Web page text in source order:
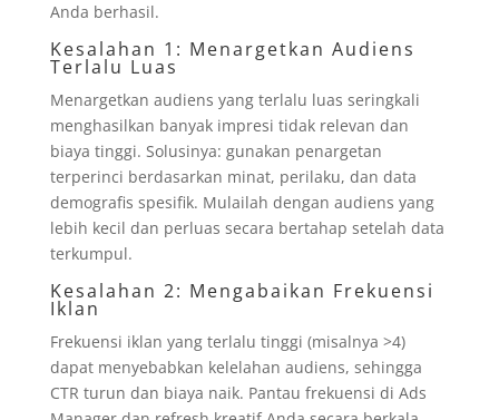
Anda berhasil.
Kesalahan 1: Menargetkan Audiens
Terlalu Luas
Menargetkan audiens yang terlalu luas seringkali
menghasilkan banyak impresi tidak relevan dan
biaya tinggi. Solusinya: gunakan penargetan
terperinci berdasarkan minat, perilaku, dan data
demografis spesifik. Mulailah dengan audiens yang
lebih kecil dan perluas secara bertahap setelah data
terkumpul.
Kesalahan 2: Mengabaikan Frekuensi
Iklan
Frekuensi iklan yang terlalu tinggi (misalnya >4)
dapat menyebabkan kelelahan audiens, sehingga
CTR turun dan biaya naik. Pantau frekuensi di Ads